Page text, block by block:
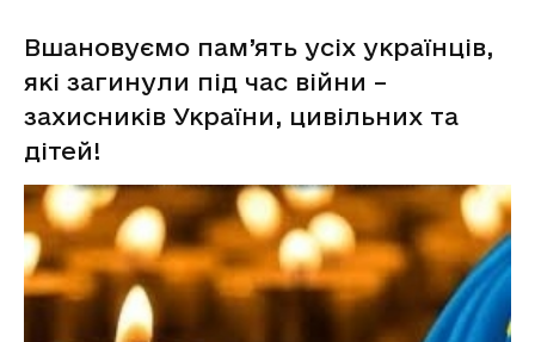
Вшановуємо пам’ять усіх українців,
які загинули під час війни –
захисників України, цивільних та
дітей!